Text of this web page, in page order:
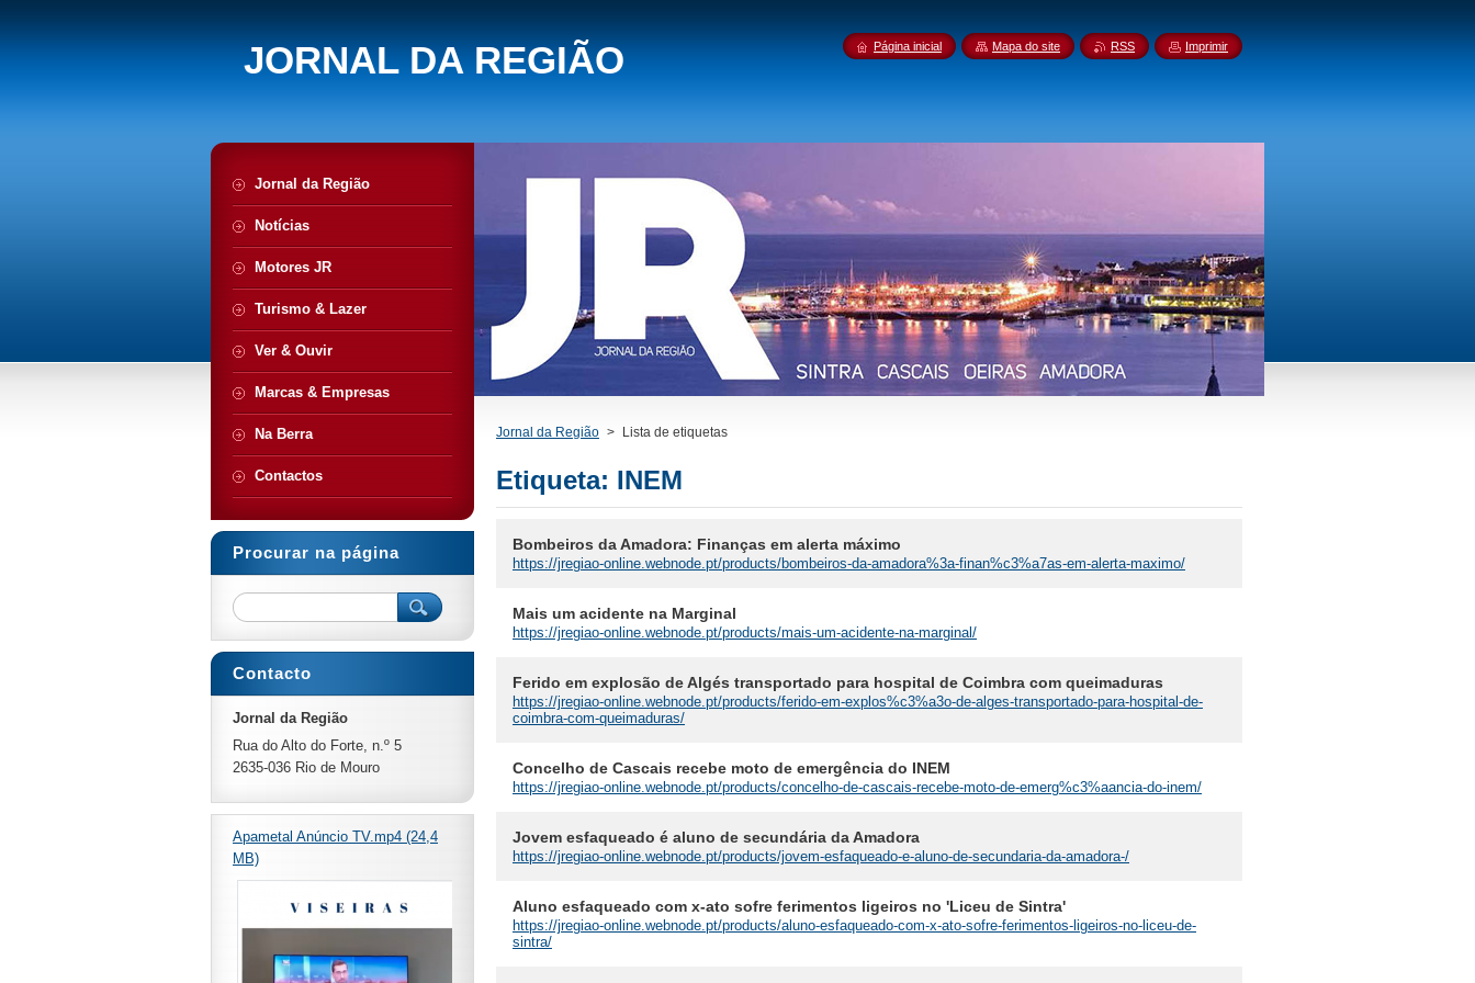
JORNAL DA REGIÃO
Jornal da Região > Lista de etiquetas
Etiqueta: INEM
Bombeiros da Amadora: Finanças em alerta máximo
https://jregiao-online.webnode.pt/products/bombeiros-da-amadora%3a-finan%c3%a7as-em-alerta-maximo/
Mais um acidente na Marginal
https://jregiao-online.webnode.pt/products/mais-um-acidente-na-marginal/
Ferido em explosão de Algés transportado para hospital de Coimbra com queimaduras
https://jregiao-online.webnode.pt/products/ferido-em-explos%c3%a3o-de-alges-transportado-para-hospital-de-
coimbra-com-queimaduras/
Concelho de Cascais recebe moto de emergência do INEM
https://jregiao-online.webnode.pt/products/concelho-de-cascais-recebe-moto-de-emerg%c3%aancia-do-inem/
Jovem esfaqueado é aluno de secundária da Amadora
https://jregiao-online.webnode.pt/products/jovem-esfaqueado-e-aluno-de-secundaria-da-amadora-/
Aluno esfaqueado com x-ato sofre ferimentos ligeiros no 'Liceu de Sintra'
https://jregiao-online.webnode.pt/products/aluno-esfaqueado-com-x-ato-sofre-ferimentos-ligeiros-no-liceu-de-
sintra/
Jornal da Região
Notícias
Motores JR
Turismo & Lazer
Ver & Ouvir
Marcas & Empresas
Na Berra
Contactos
Procurar na página
Contacto
Jornal da Região
Rua do Alto do Forte, n.º 5
2635-036 Rio de Mouro
Apametal Anúncio TV.mp4 (24,4
MB)
Página inicial Mapa do site RSS Imprimir